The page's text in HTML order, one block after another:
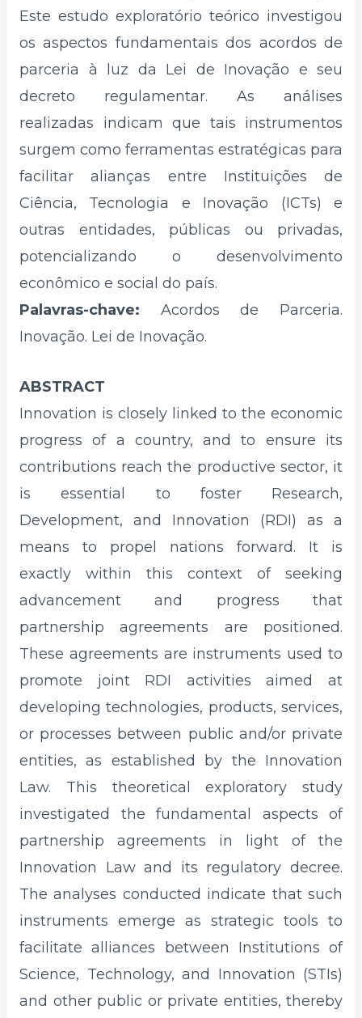
Este estudo exploratório teórico investigou
os aspectos fundamentais dos acordos de
parceria à luz da Lei de Inovação e seu
decreto regulamentar. As análises
realizadas indicam que tais instrumentos
surgem como ferramentas estratégicas para
facilitar alianças entre Instituições de
Ciência, Tecnologia e Inovação (ICTs) e
outras entidades, públicas ou privadas,
potencializando o desenvolvimento
econômico e social do país.
Palavras-chave: Acordos de Parceria.
Inovação. Lei de Inovação.
ABSTRACT
Innovation is closely linked to the economic
progress of a country, and to ensure its
contributions reach the productive sector, it
is essential to foster Research,
Development, and Innovation (RDI) as a
means to propel nations forward. It is
exactly within this context of seeking
advancement and progress that
partnership agreements are positioned.
These agreements are instruments used to
promote joint RDI activities aimed at
developing technologies, products, services,
or processes between public and/or private
entities, as established by the Innovation
Law. This theoretical exploratory study
investigated the fundamental aspects of
partnership agreements in light of the
Innovation Law and its regulatory decree.
The analyses conducted indicate that such
instruments emerge as strategic tools to
facilitate alliances between Institutions of
Science, Technology, and Innovation (STIs)
and other public or private entities, thereby